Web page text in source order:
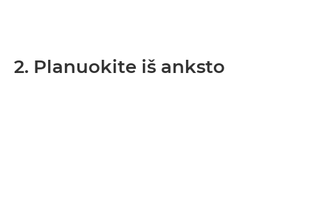
2. Planuokite iš anksto